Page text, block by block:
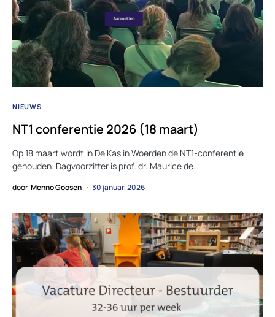
NIEUWS
NT1 conferentie 2026 (18 maart)
Op 18 maart wordt in De Kas in Woerden de NT1-conferentie
gehouden. Dagvoorzitter is prof. dr. Maurice de…
door Menno Goosen 30 januari 2026